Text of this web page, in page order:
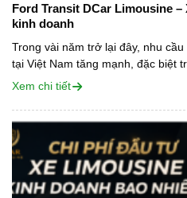
Ford Transit DCar Limousine
kinh doanh
Trong vài năm trở lại đây, nhu
tại Việt Nam tăng mạnh, đặc biệt
khách tuyến cố định, cho thuê xe...
Xem chi tiết